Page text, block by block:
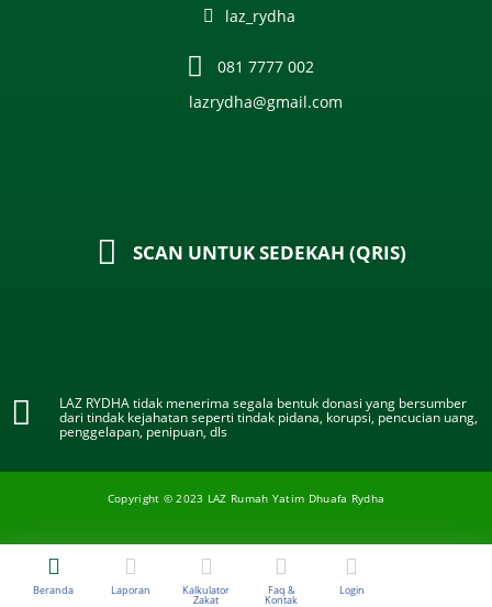
laz_rydha
081 7777 002
lazrydha@gmail.com
SCAN UNTUK SEDEKAH (QRIS)
LAZ RYDHA tidak menerima segala bentuk donasi yang bersumber
dari tindak kejahatan seperti tindak pidana, korupsi, pencucian uang,
penggelapan, penipuan, dls
Copyright © 2023 LAZ Rumah Yatim Dhuafa Rydha
Beranda Laporan Kalkulator
Zakat
Faq &
Kontak
Login